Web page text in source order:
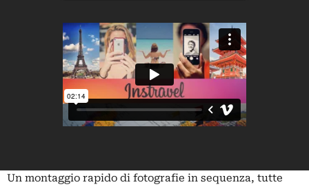
Un montaggio rapido di fotografie in sequenza, tutte